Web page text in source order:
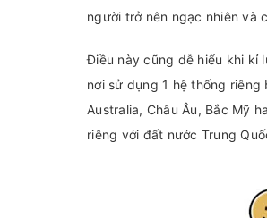
người trở nên ngạc nhiên và
Điều này cũng dễ hiểu khi kỉ
nơi sử dụng 1 hệ thống
Australia, Châu Âu, Bắc Mỹ
riêng với đất nước Trung